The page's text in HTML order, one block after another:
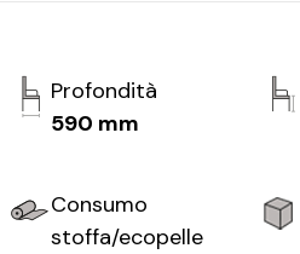
Profondità
590 mm
Consumo
stoffa/ecopelle